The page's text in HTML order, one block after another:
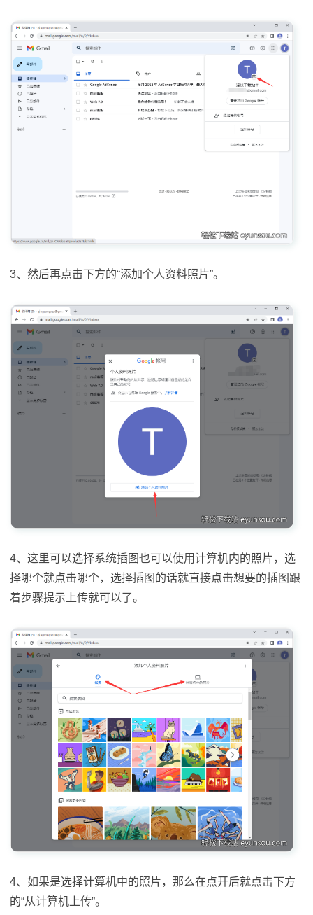
3、然后再点击下方的“添加个人资料照片”。
4、这里可以选择系统插图也可以使用计算机内的照片，选
择哪个就点击哪个，选择插图的话就直接点击想要的插图跟
着步骤提示上传就可以了。
4、如果是选择计算机中的照片，那么在点开后就点击下方
的“从计算机上传”。